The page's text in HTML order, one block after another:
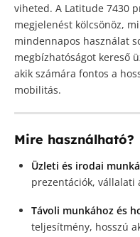
viheted. A Latitude 7430
megjelenést kölcsönöz,
mindennapos használat
megbízhatóságot kereső
akik számára fontos a
mobilitás.
Mire használható?
Üzleti és irodai
prezentációk, vállalati
Távoli munkához és
teljesítmény, hosszú